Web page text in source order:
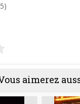
aimerez